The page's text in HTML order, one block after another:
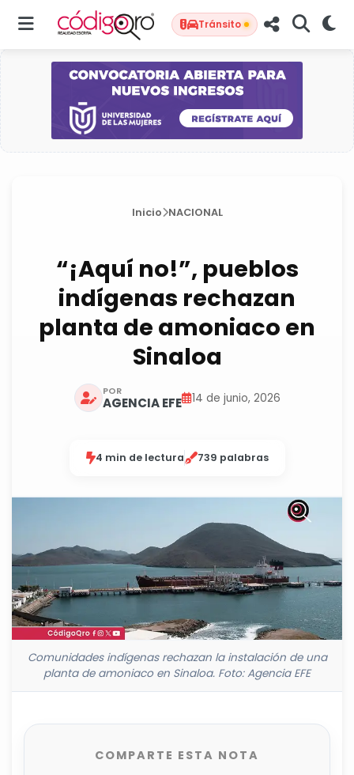
Tránsito
Inicio NACIONAL
“¡Aquí no!”, pueblos
indígenas rechazan
planta de amoniaco en
Sinaloa
POR
AGENCIA EFE 14 de junio, 2026
4 min de lectura 739 palabras
Comunidades indígenas rechazan la instalación de una
planta de amoniaco en Sinaloa. Foto: Agencia EFE
COMPARTE ESTA NOTA